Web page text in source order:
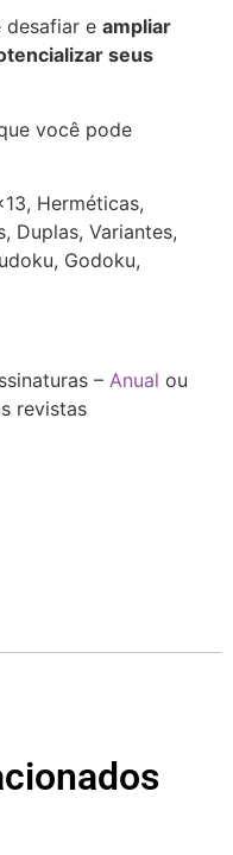
desafiar e ampliar
seus
você pode
Herméticas,
Duplas, Variantes,
Godoku,
– Anual ou
revistas